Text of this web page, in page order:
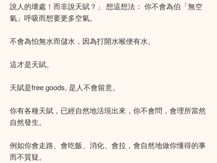
說人的壞處！而非說天賦？」 想這想法： 你不會為伯「無空
氣」呼吸而想要更多空氣。
不會為怕無水而儲水，因為打開水喉便有水。
這才是天賦。
天賦是free goods, 是人不會留意。
你有各種天賦，已經自然地活現出來，你不會問，會理所當然
自然發生。
例如你會走路、會吃飯、消化、會拉，會自然地做你懂得的事
而不質疑。